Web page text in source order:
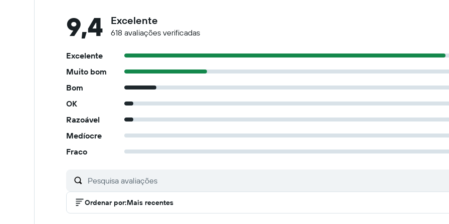
9,4 Excelente
618 avaliações verificadas
Excelente
Muito bom
Bom
OK
Razoável
Medíocre
Fraco
Ordenar por:Mais recentes